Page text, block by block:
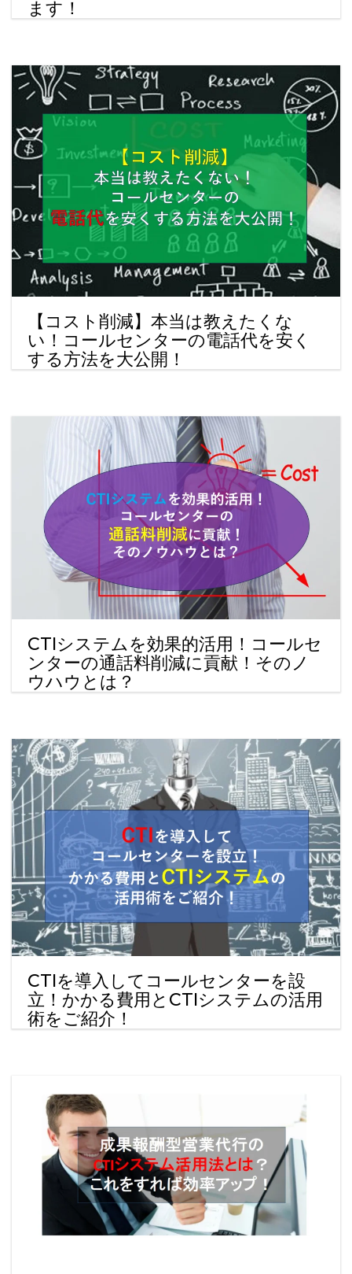
ます！
【コスト削減】本当は教えたくな
い！コールセンターの電話代を安く
する方法を大公開！
CTIシステムを効果的活用！コールセ
ンターの通話料削減に貢献！そのノ
ウハウとは？
CTIを導入してコールセンターを設
立！かかる費用とCTIシステムの活用
術をご紹介！